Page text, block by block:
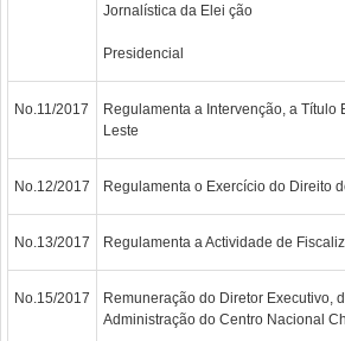
Jornalística da Elei ção
Presidencial
No.11/2017
Regulamenta a Intervenção, a
Leste
No.12/2017 Regulamenta o Exercício do Direito
No.13/2017 Regulamenta a Actividade de
No.15/2017
Remuneração do Diretor Executivo,
Administração do Centro Nacional